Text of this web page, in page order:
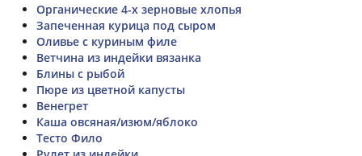
Органические 4-х зерновые хлопья
Запеченная курица под сыром
Оливье с куриным филе
Ветчина из индейки вязанка
Блины с рыбой
Пюре из цветной капусты
Венегрет
Каша овсяная/изюм/яблоко
Тесто Фило